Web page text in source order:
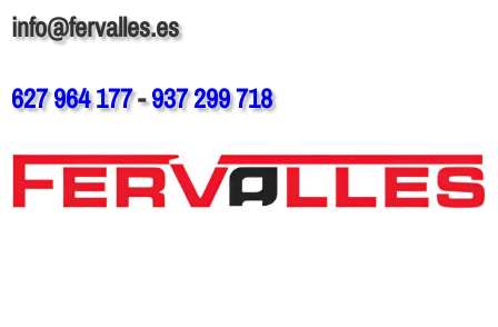
info@fervalles.es
627 964 177-937 299 718